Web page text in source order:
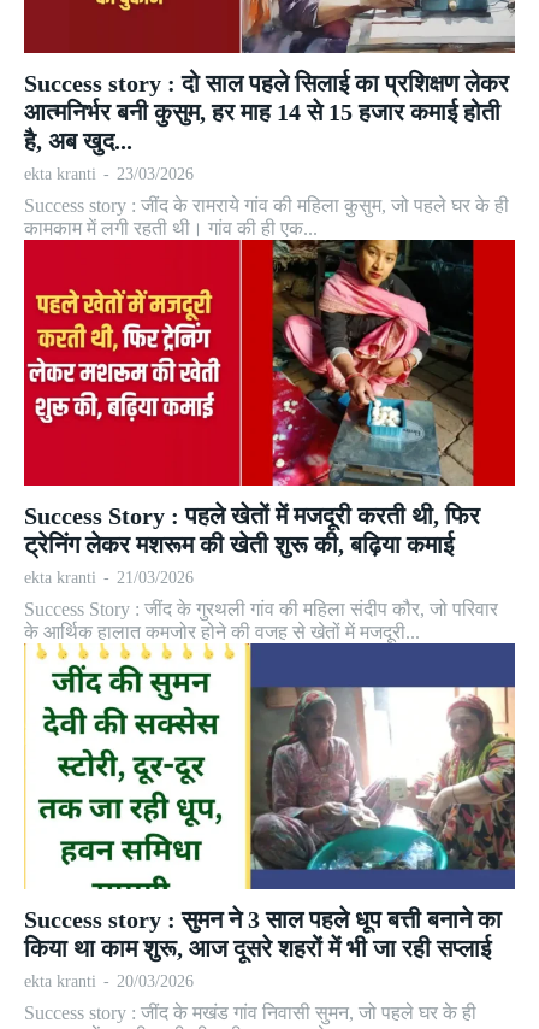
Success story : दो साल पहले सिलाई का प्रशिक्षण लेकर
आत्मनिर्भर बनी कुसुम, हर माह 14 से 15 हजार कमाई होती
है, अब खुद...
ekta kranti - 23/03/2026
Success story : जींद के रामराये गांव की महिला कुसुम, जो पहले घर के ही
कामकाम में लगी रहती थी। गांव की ही एक...
Success Story : पहले खेतों में मजदूरी करती थी, फिर
ट्रेनिंग लेकर मशरूम की खेती शुरू की, बढ़िया कमाई
ekta kranti - 21/03/2026
Success Story : जींद के गुरथली गांव की महिला संदीप कौर, जो परिवार
के आर्थिक हालात कमजोर होने की वजह से खेतों में मजदूरी...
Success story : सुमन ने 3 साल पहले धूप बत्ती बनाने का
किया था काम शुरू, आज दूसरे शहरों में भी जा रही सप्लाई
ekta kranti - 20/03/2026
Success story : जींद के मखंड गांव निवासी सुमन, जो पहले घर के ही